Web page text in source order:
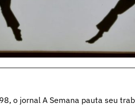
o jornal A Semana pauta seu